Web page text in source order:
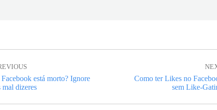
está morto? Ignore
mal dizeres
NextComo ter Likes no
sem Like-